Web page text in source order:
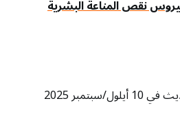
نقص المناعة البشرية
سبتمبر 2025